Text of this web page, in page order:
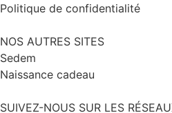
Politique de confidentialité
NOS AUTRES SITES
Sedem
Naissance cadeau
SUIVEZ-NOUS SUR LES